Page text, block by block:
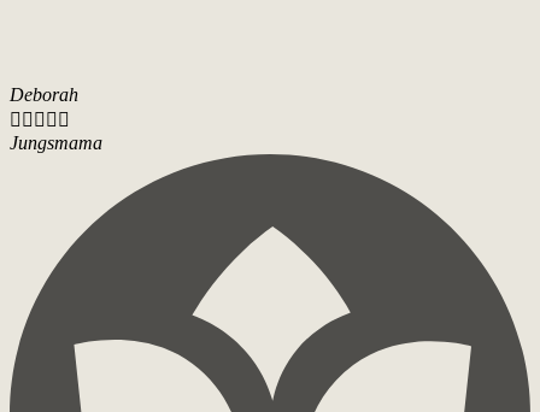
Deborah
    
Jungsmama